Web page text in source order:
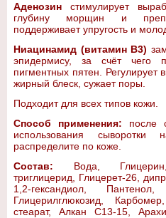
Аденозин стимулирует
глубину морщин и
поддерживает упругость и
Ниацинамид (витамин B3)
эпидермису, за счёт чего
пигментных пятен. Регулирует
жирный блеск, сужает поры.
Подходит для всех типов кожи.
Способ применения: после
использования
распределите по коже.
Состав: Вода, Глицерин,
триглицерид, Глицерет-26,
1,2-гександиол,
Глицерилглюкозид,
стеарат, Алкан С13-15,